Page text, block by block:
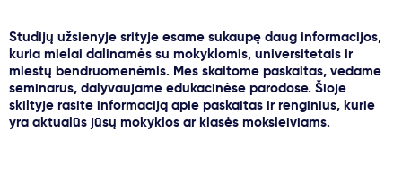
Kur studijuoti?
Kaip įstoti?
Studijų užsienyje srityje esame sukaupę daug informacijos,
kuria mielai dalinamės su mokyklomis, universitetais ir
miestų bendruomenėmis. Mes skaitome paskaitas, vedame
seminarus, dalyvaujame edukacinėse parodose. Šioje
skiltyje rasite informaciją apie paskaitas ir renginius, kurie
yra aktualūs jūsų mokyklos ar klasės moksleiviams.